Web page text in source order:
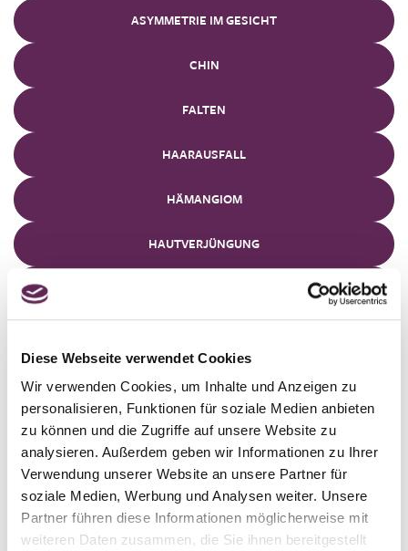
Diese Webseite verwendet Cookies
Wir verwenden Cookies, um Inhalte und Anzeigen zu
personalisieren, Funktionen für soziale Medien anbieten
zu können und die Zugriffe auf unsere Website zu
analysieren. Außerdem geben wir Informationen zu Ihrer
Verwendung unserer Website an unsere Partner für
soziale Medien, Werbung und Analysen weiter. Unsere
Partner führen diese Informationen möglicherweise mit
weiteren Daten zusammen, die Sie ihnen bereitgestellt
ASYMMETRIE IM GESICHT
CHIN
FALTEN
HAARAUSFALL
HÄMANGIOM
HAUTVERJÜNGUNG
MUTTERMALE
PIGMENT- UND ALTERSFLECKEN
POSTOPERATIVE NARBEN
ROSA